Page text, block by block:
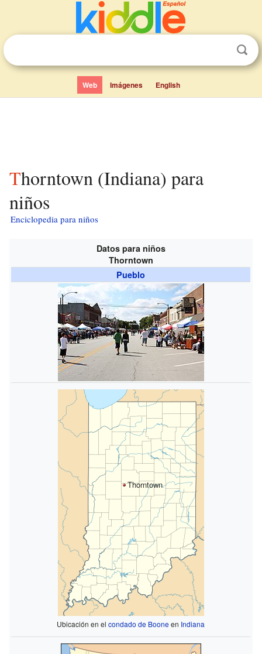
Web Imágenes English
Thorntown (Indiana) para
niños
Enciclopedia para niños
Datos para niños
Thorntown
Pueblo
Thorntown
Ubicación en elcondado de Booneen Indiana